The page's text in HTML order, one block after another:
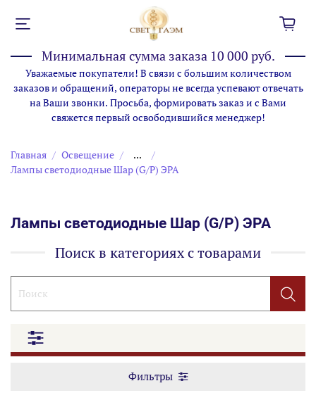
Минимальная сумма заказа 10 000 руб.
Уважаемые покупатели! В связи с большим количеством
заказов и обращений, операторы не всегда успевают отвечать
на Ваши звонки. Просьба, формировать заказ и с Вами
свяжется первый освободившийся менеджер!
Главная Освещение
...
Лампы cветодиодные Шар (G/P) ЭРА
Лампы cветодиодные Шар (G/P) ЭРА
Поиск в категориях с товарами
Фильтры